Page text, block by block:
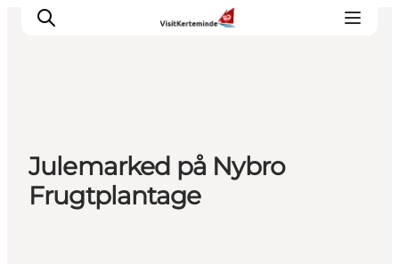
Oplevelser
Aktiviteter
Spis godt
Julemarked på Nybro
Frugtplantage